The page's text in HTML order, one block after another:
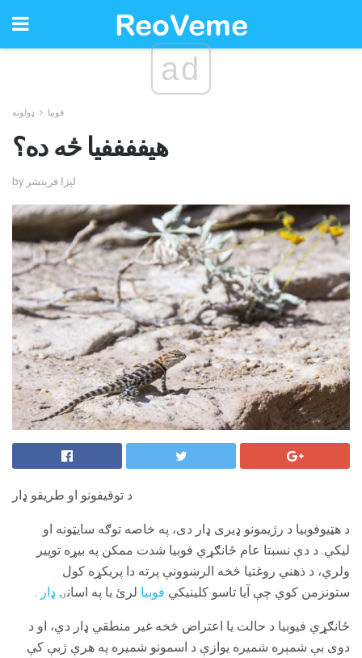
ad
فوبیا ډولونه
هیففففیا څه ده؟
by لیزا فریتشر
د توقیفونو او طریقو ډار
د هټیوفوبیا د رژیمونو ډیری ډار دی، په خاصه توګه سایټونه او
لیکي. د دې نسبتا عام ځانګړي فوبیا شدت ممکن په بیړه توپیر
ولري، د ذهني روغتیا څخه الرښوونې پرته دا پریکړه کول
ستونزمن کوي ​​چې آیا تاسو کلینیکي فوبیا لرئ یا په اسانۍ ډار .
ځانګړي فیوبیا د حالت یا اعتراض څخه غیر منطقي ډار دي، او د
دوی بې شمېره شمیره یوازې د اسمونو شمیره په هرې ژبې کې